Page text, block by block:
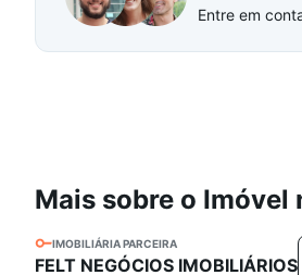
Entre em
Mais sobre o Imóvel
IMOBILIÁRIA PARCEIRA
FELT NEGÓCIOS IMOBILIÁRIOS